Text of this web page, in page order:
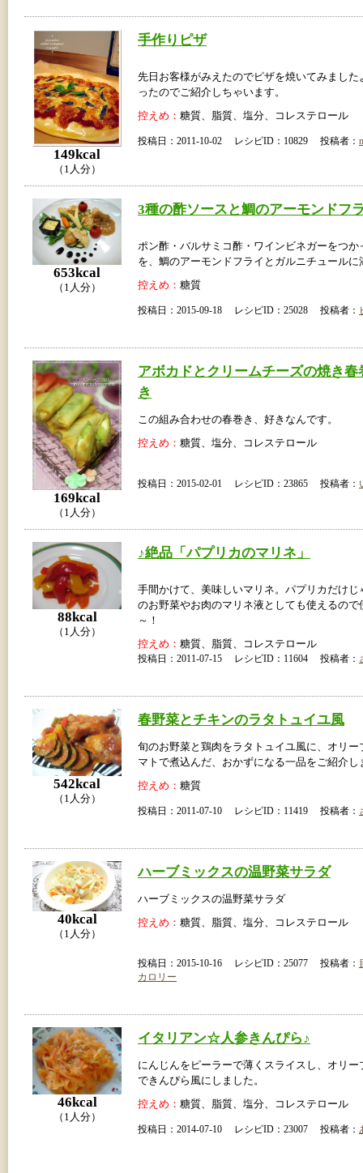
149kcal
（1人分）
手作りピザ
先日お客様がみえたのでピザを焼いてみました
ったのでご紹介しちゃいます。
控えめ： 糖質、脂質、塩分、コレステロール
投稿日：2011-10-02 レシピID：10829 投稿者：
653kcal
（1人分）
3種の酢ソースと鯛のアーモンドフ
ポン酢・バルサミコ酢・ワインビネガーをつか
を、鯛のアーモンドフライとガルニチュールに
控えめ： 糖質
投稿日：2015-09-18 レシピID：25028 投稿者：
169kcal
（1人分）
アボカドとクリームチーズの焼き春
き
この組み合わせの春巻き、好きなんです。
控えめ： 糖質、塩分、コレステロール
投稿日：2015-02-01 レシピID：23865 投稿者：
88kcal
（1人分）
♪絶品「パプリカのマリネ」
手間かけて、美味しいマリネ。パプリカだけじ
のお野菜やお肉のマリネ液としても使えるので
～！
控えめ： 糖質、脂質、コレステロール
投稿日：2011-07-15 レシピID：11604 投稿者：
542kcal
（1人分）
春野菜とチキンのラタトュイユ風
旬のお野菜と鶏肉をラタトュイユ風に、オリー
マトで煮込んだ、おかずになる一品をご紹介し
控えめ： 糖質
投稿日：2011-07-10 レシピID：11419 投稿者：
40kcal
（1人分）
ハーブミックスの温野菜サラダ
ハーブミックスの温野菜サラダ
控えめ： 糖質、脂質、塩分、コレステロール
投稿日：2015-10-16 レシピID：25077 投稿者：
カロリー
46kcal
（1人分）
イタリアン☆人参きんぴら♪
にんじんをピーラーで薄くスライスし、オリー
できんぴら風にしました。
控えめ： 糖質、脂質、塩分、コレステロール
投稿日：2014-07-10 レシピID：23007 投稿者：